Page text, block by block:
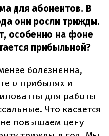
для абонентов. В
они росли трижды.
особенно на фоне
прибыльной?
болезненна,
о прибылях и
для работы
Что касается
повышаем цену